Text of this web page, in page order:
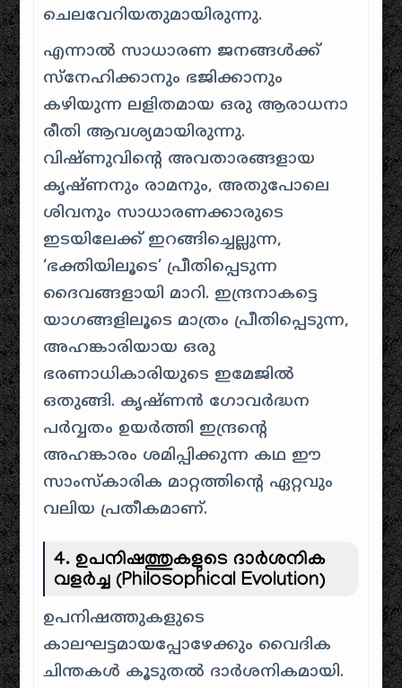
ചെലവേറിയതുമായിരുന്നു.
എന്നാൽ സാധാരണ ജനങ്ങൾക്ക്
സ്നേഹിക്കാനും ഭജിക്കാനും
കഴിയുന്ന ലളിതമായ ഒരു ആരാധനാ
രീതി ആവശ്യമായിരുന്നു.
വിഷ്ണുവിന്റെ അവതാരങ്ങളായ
കൃഷ്ണനും രാമനും, അതുപോലെ
ശിവനും സാധാരണക്കാരുടെ
ഇടയിലേക്ക് ഇറങ്ങിച്ചെല്ലുന്ന,
‘ഭക്തിയിലൂടെ’ പ്രീതിപ്പെടുന്ന
ദൈവങ്ങളായി മാറി. ഇന്ദ്രനാകട്ടെ
യാഗങ്ങളിലൂടെ മാത്രം പ്രീതിപ്പെടുന്ന,
അഹങ്കാരിയായ ഒരു
ഭരണാധികാരിയുടെ ഇമേജിൽ
ഒതുങ്ങി. കൃഷ്ണൻ ഗോവർദ്ധന
പർവ്വതം ഉയർത്തി ഇന്ദ്രന്റെ
അഹങ്കാരം ശമിപ്പിക്കുന്ന കഥ ഈ
സാംസ്കാരിക മാറ്റത്തിന്റെ ഏറ്റവും
വലിയ പ്രതീകമാണ്.
4. ഉപനിഷത്തുകളുടെ ദാർശനിക
വളർച്ച (Philosophical Evolution)
ഉപനിഷത്തുകളുടെ
കാലഘട്ടമായപ്പോഴേക്കും വൈദിക
ചിന്തകൾ കൂടുതൽ ദാർശനികമായി.